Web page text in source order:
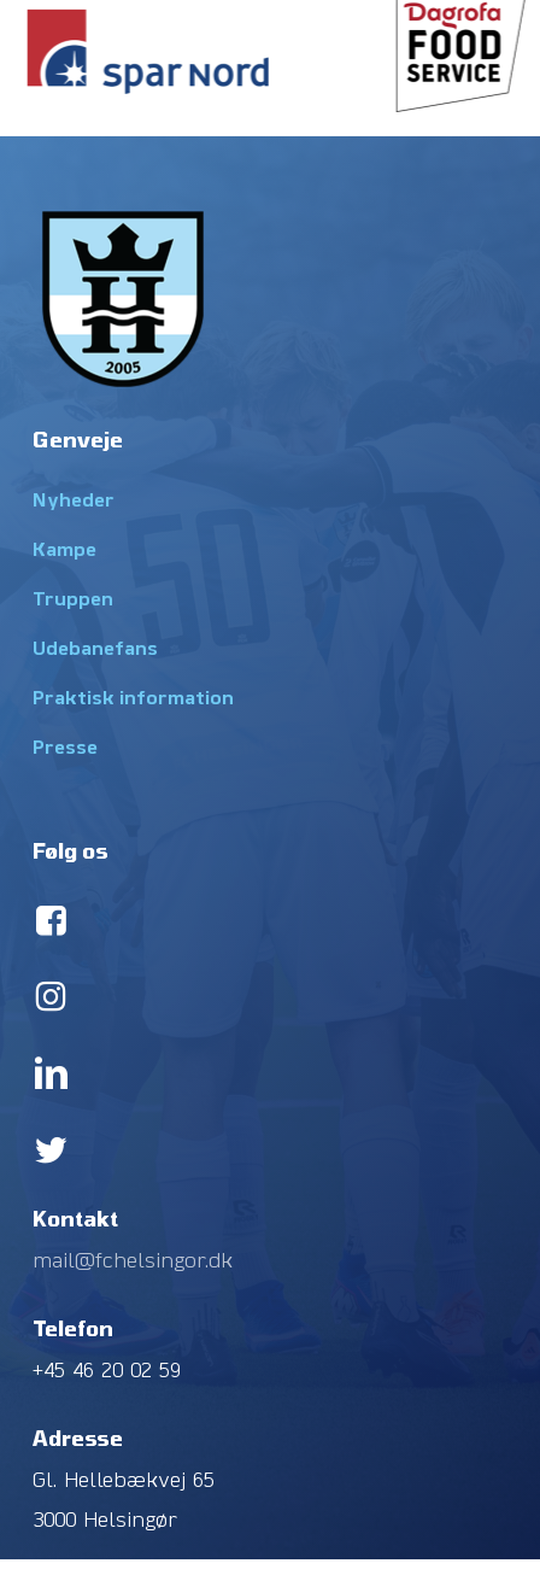
Genveje
Nyheder
Kampe
Truppen
Udebanefans
Praktisk information
Presse
Følg os
Kontakt
mail@fchelsingor.dk
Telefon
+45 46 20 02 59
Adresse
Gl. Hellebækvej 65
3000 Helsingør